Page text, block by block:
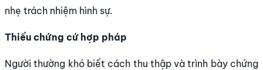
nhẹ trách nhiệm hình sự.
Thiếu chứng cứ hợp pháp
Người thường khó biết cách thu thập và trình bày chứng